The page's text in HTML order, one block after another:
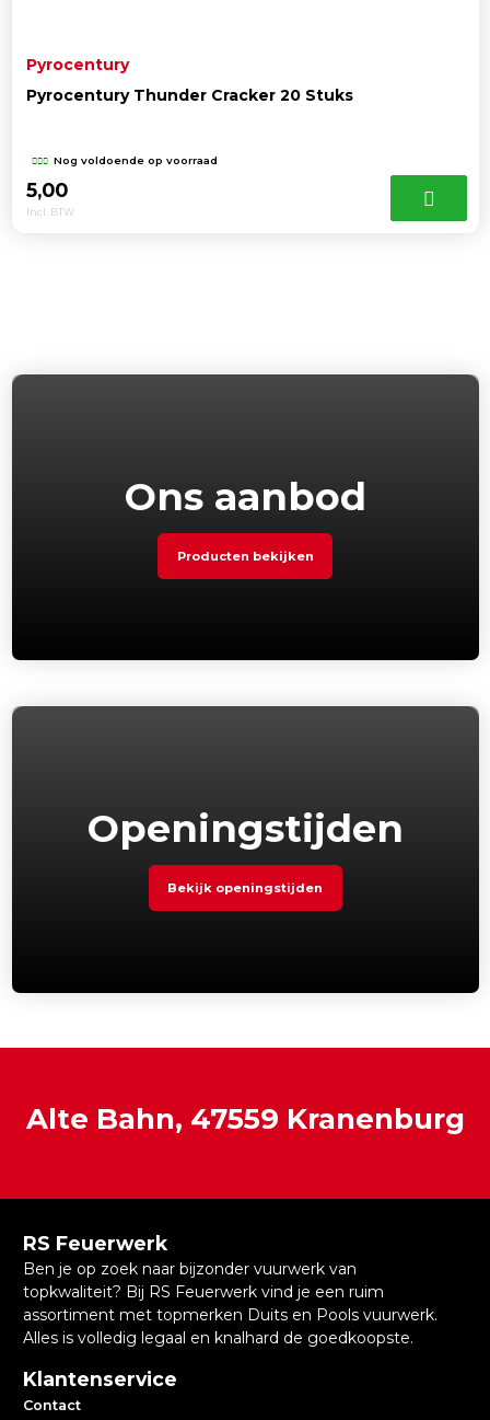
Pyrocentury
Pyrocentury Thunder Cracker 20 Stuks
Nog voldoende op voorraad
5,00
Incl. BTW
Ons aanbod
Producten bekijken
Openingstijden
Bekijk openingstijden
Alte Bahn, 47559 Kranenburg
RS Feuerwerk
Ben je op zoek naar bijzonder vuurwerk van
topkwaliteit? Bij RS Feuerwerk vind je een ruim
assortiment met topmerken Duits en Pools vuurwerk.
Alles is volledig legaal en knalhard de goedkoopste.
Klantenservice
Contact